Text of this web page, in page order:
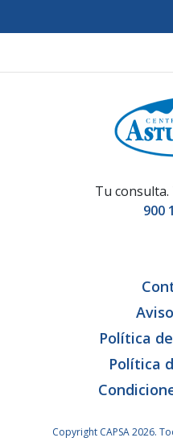
Tu consulta.
900
Política
Política
Copyright CAPSA 2026.